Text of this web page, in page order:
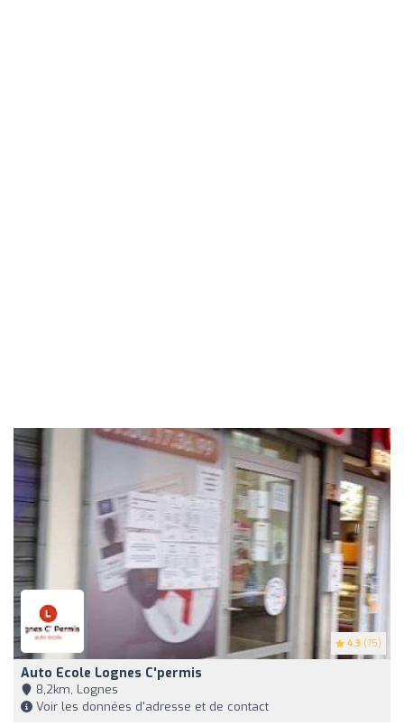
4.3 (75)
Auto Ecole Lognes C'permis
8,2km, Lognes
Voir les données d'adresse et de contact